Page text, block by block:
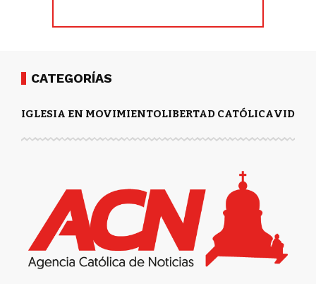
CATEGORÍAS
IGLESIA EN MOVIMIENTOLIBERTAD CATÓLICAVIDA